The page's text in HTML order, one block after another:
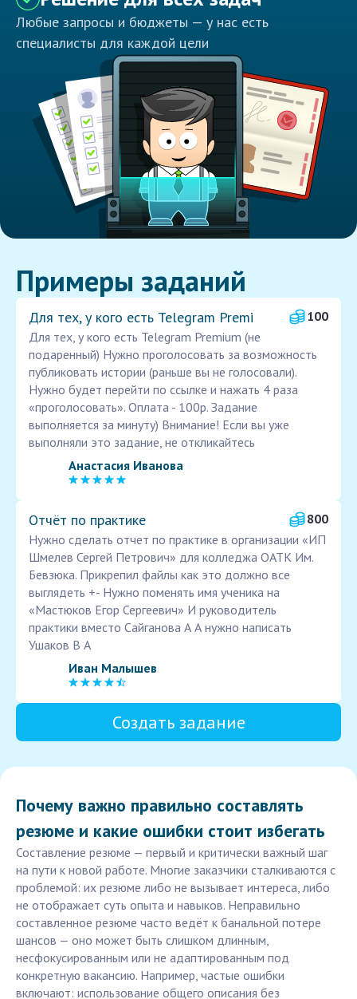
Любые запросы и бюджеты — у нас есть
специалисты для каждой цели
Примеры заданий
Для тех, у кого есть Telegram Premi
100
Для тех, у кого есть Telegram Premium (не
подаренный) Нужно проголосовать за возможность
публиковать истории (раньше вы не голосовали).
Нужно будет перейти по ссылке и нажать 4 раза
«проголосовать». Оплата - 100р. Задание
выполняется за минуту) Внимание! Если вы уже
выполняли это задание, не откликайтесь
Анастасия Иванова
Отчёт по практике
800
Нужно сделать отчет по практике в организации «ИП
Шмелев Сергей Петрович» для колледжа ОАТК Им.
Бевзюка. Прикрепил файлы как это должно все
выглядеть +- Нужно поменять имя ученика на
«Мастюков Егор Сергеевич» И руководитель
практики вместо Сайганова А А нужно написать
Ушаков В А
Иван Малышев
Создать задание
Почему важно правильно составлять
резюме и какие ошибки стоит избегать
Составление резюме — первый и критически важный шаг
на пути к новой работе. Многие заказчики сталкиваются с
проблемой: их резюме либо не вызывает интереса, либо
не отображает суть опыта и навыков. Неправильно
составленное резюме часто ведёт к банальной потере
шансов — оно может быть слишком длинным,
несфокусированным или не адаптированным под
конкретную вакансию. Например, частые ошибки
включают: использование общего описания без